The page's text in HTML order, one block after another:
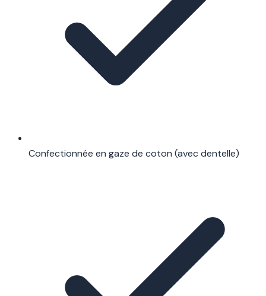
Confectionnée en gaze de coton (avec dentelle)